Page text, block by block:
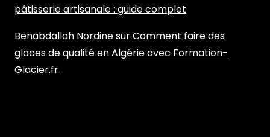
pâtisserie artisanale : guide complet
Benabdallah NordinesurComment faire des
glaces de qualité en Algérie avec Formation-
Glacier.fr